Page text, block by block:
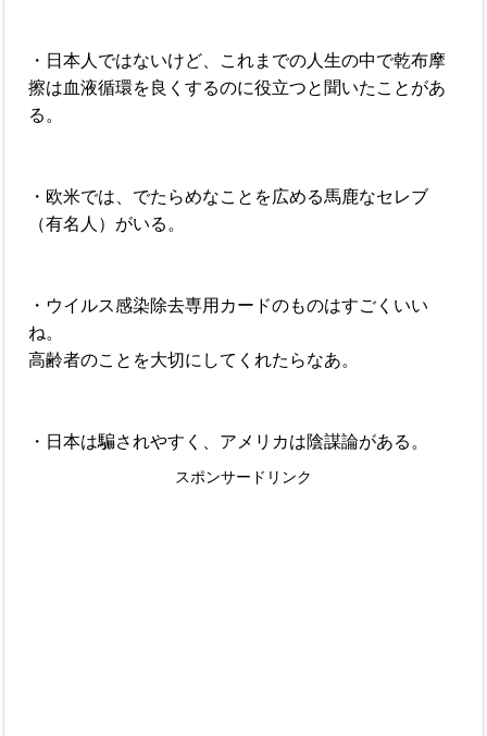
・日本人ではないけど、これまでの人生の中で乾布摩
擦は血液循環を良くするのに役立つと聞いたことがあ
る。
・欧米では、でたらめなことを広める馬鹿なセレブ
（有名人）がいる。
・ウイルス感染除去専用カードのものはすごくいい
ね。
高齢者のことを大切にしてくれたらなあ。
・日本は騙されやすく、アメリカは陰謀論がある。
スポンサードリンク